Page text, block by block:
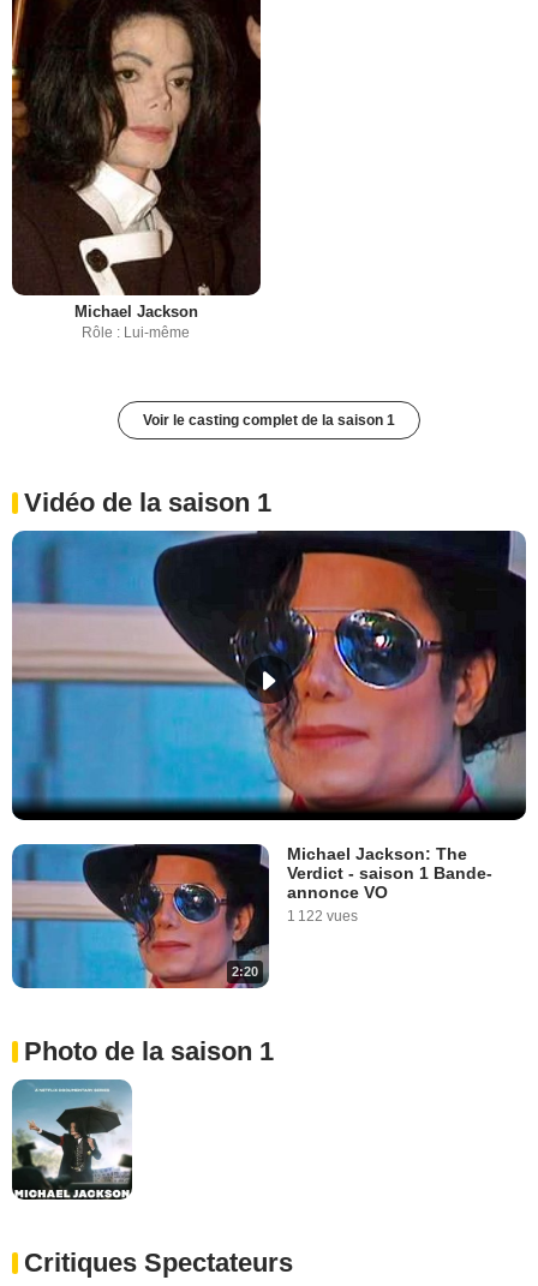
Michael Jackson
Rôle : Lui-même
Voir le casting complet de la saison 1
Vidéo de la saison 1
2:20
Michael Jackson: The
Verdict - saison 1 Bande-
annonce VO
1 122 vues
Photo de la saison 1
Critiques Spectateurs